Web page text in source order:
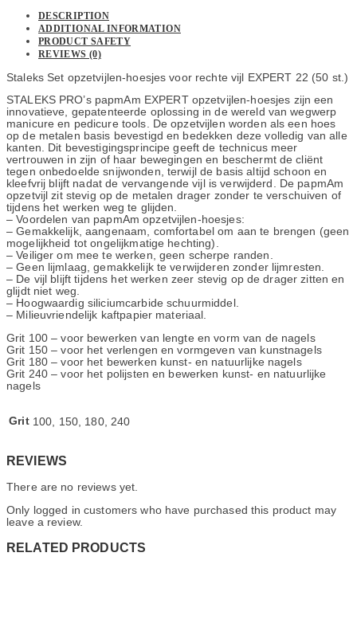
DESCRIPTION
ADDITIONAL INFORMATION
PRODUCT SAFETY
REVIEWS (0)
Staleks Set opzetvijlen-hoesjes voor rechte vijl EXPERT 22 (50 st.)
STALEKS PRO’s papmAm EXPERT opzetvijlen-hoesjes zijn een
innovatieve, gepatenteerde oplossing in de wereld van wegwerp
manicure en pedicure tools. De opzetvijlen worden als een hoes
op de metalen basis bevestigd en bedekken deze volledig van alle
kanten. Dit bevestigingsprincipe geeft de technicus meer
vertrouwen in zijn of haar bewegingen en beschermt de cliënt
tegen onbedoelde snijwonden, terwijl de basis altijd schoon en
kleefvrij blijft nadat de vervangende vijl is verwijderd. De papmAm
opzetvijl zit stevig op de metalen drager zonder te verschuiven of
tijdens het werken weg te glijden.
– Voordelen van papmAm opzetvijlen-hoesjes:
– Gemakkelijk, aangenaam, comfortabel om aan te brengen (geen
mogelijkheid tot ongelijkmatige hechting).
– Veiliger om mee te werken, geen scherpe randen.
– Geen lijmlaag, gemakkelijk te verwijderen zonder lijmresten.
– De vijl blijft tijdens het werken zeer stevig op de drager zitten en
glijdt niet weg.
– Hoogwaardig siliciumcarbide schuurmiddel.
– Milieuvriendelijk kaftpapier materiaal.
Grit 100 – voor bewerken van lengte en vorm van de nagels
Grit 150 – voor het verlengen en vormgeven van kunstnagels
Grit 180 – voor het bewerken kunst- en natuurlijke nagels
Grit 240 – voor het polijsten en bewerken kunst- en natuurlijke
nagels
Grit 100, 150, 180, 240
REVIEWS
There are no reviews yet.
Only logged in customers who have purchased this product may
leave a review.
RELATED PRODUCTS